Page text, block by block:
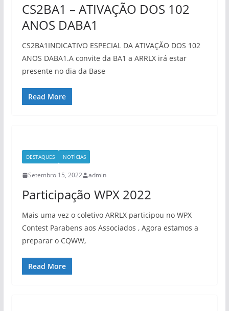
CS2BA1 – ATIVAÇÃO DOS 102
ANOS DABA1
CS2BA1INDICATIVO ESPECIAL DA ATIVAÇÃO DOS 102
ANOS DABA1.A convite da BA1 a ARRLX irá estar
presente no dia da Base
Read More
DESTAQUES NOTÍCIAS
Setembro 15, 2022 admin
Participação WPX 2022
Mais uma vez o coletivo ARRLX participou no WPX
Contest Parabens aos Associados , Agora estamos a
preparar o CQWW,
Read More